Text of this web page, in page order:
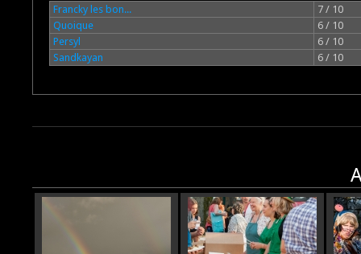
Francky les bon...
7 / 10
Quoique
6 / 10
Persyl
6 / 10
Sandkayan
6 / 10